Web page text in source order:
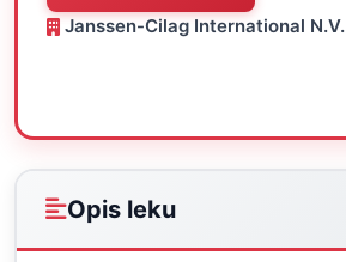
Janssen-Cilag International N.V.
Opis leku